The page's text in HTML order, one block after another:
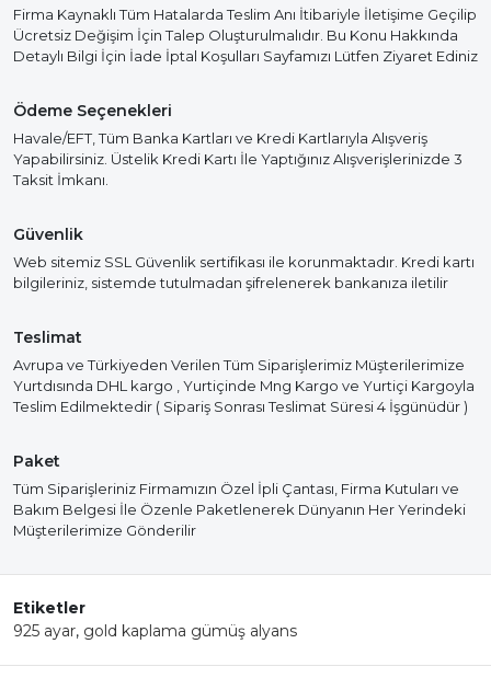
Firma Kaynaklı Tüm Hatalarda Teslim Anı İtibariyle İletişime Geçilip
Ücretsiz Değişim İçin Talep Oluşturulmalıdır. Bu Konu Hakkında
Detaylı Bilgi İçin İade İptal Koşulları Sayfamızı Lütfen Ziyaret Ediniz
Ödeme Seçenekleri
Havale/EFT, Tüm Banka Kartları ve Kredi Kartlarıyla Alışveriş
Yapabilirsiniz. Üstelik Kredi Kartı İle Yaptığınız Alışverişlerinizde 3
Taksit İmkanı.
Güvenlik
Web sitemiz SSL Güvenlik sertifikası ile korunmaktadır. Kredi kartı
bilgileriniz, sistemde tutulmadan şifrelenerek bankanıza iletilir
Teslimat
Avrupa ve Türkiyeden Verilen Tüm Siparişlerimiz Müşterilerimize
Yurtdısında DHL kargo , Yurtiçinde Mng Kargo ve Yurtiçi Kargoyla
Teslim Edilmektedir ( Sipariş Sonrası Teslimat Süresi 4 İşgünüdür )
Paket
Tüm Siparişleriniz Firmamızın Özel İpli Çantası, Firma Kutuları ve
Bakım Belgesi İle Özenle Paketlenerek Dünyanın Her Yerindeki
Müşterilerimize Gönderilir
Etiketler
925 ayar, gold kaplama gümüş alyans